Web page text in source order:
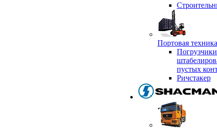
Портовая
пустых
Ричстакер